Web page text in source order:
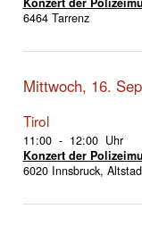
6464 Tarrenz
Mittwoch, 16.
Tirol
11:00 - 12:00 Uhr
Konzert der
6020 Innsbruck,